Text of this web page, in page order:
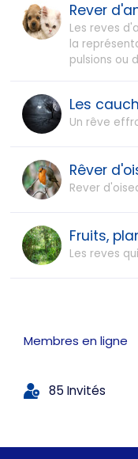
Rever
Les reves
la
pulsions ou
Les
Un rêve
Rêver
Rever
Fruits,
Les reves
Membres en ligne
85 Invités